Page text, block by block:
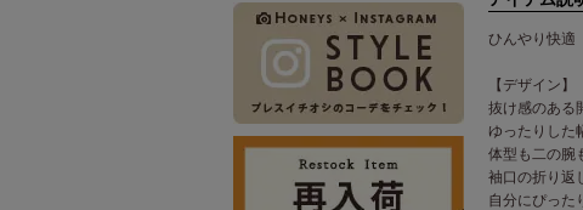
ひんやり快適
【デザイン】
抜け感のある
ゆったりした
体型も二の腕
袖口の折り返
自分にぴった